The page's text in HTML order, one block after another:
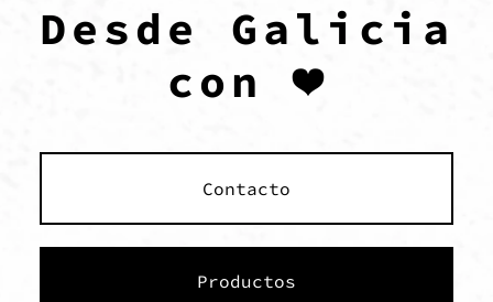
Desde Galicia
con ❤️
Contacto
Productos